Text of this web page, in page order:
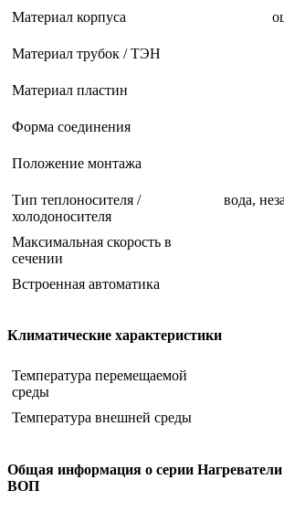
Материал корпуса
Материал трубок / ТЭН
Материал пластин
Форма соединения
Положение монтажа
Тип теплоносителя /
холодоносителя
вода,
Максимальная скорость в
сечении
Встроенная автоматика
Климатические характеристики
Температура перемещаемой
среды
Температура внешней среды
Общая информация о серии
ВОП